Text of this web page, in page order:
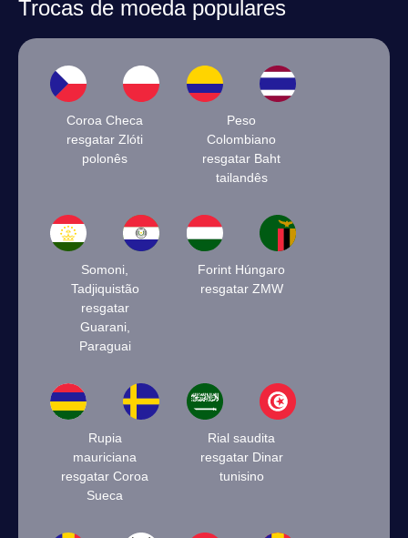
Trocas de moeda populares
Coroa Checa
resgatar Zlóti
polonês
Peso
Colombiano
resgatar Baht
tailandês
Somoni,
Tadjiquistão
resgatar
Guarani,
Paraguai
Forint Húngaro
resgatar ZMW
Rupia
mauriciana
resgatar Coroa
Sueca
Rial saudita
resgatar Dinar
tunisino